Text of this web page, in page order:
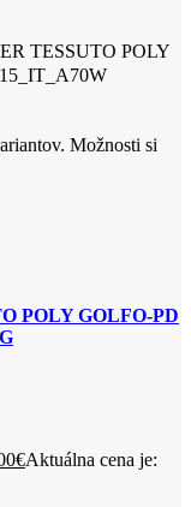
TESSUTO POLY
Možnosti si
POLY GOLFO-PD
€Aktuálna cena je: